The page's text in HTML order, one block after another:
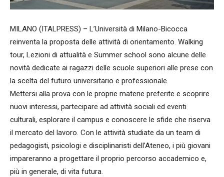
MILANO (ITALPRESS) – L’Università di Milano-Bicocca
reinventa la proposta delle attività di orientamento. Walking
tour, Lezioni di attualità e Summer school sono alcune delle
novità dedicate ai ragazzi delle scuole superiori alle prese con
la scelta del futuro universitario e professionale.
Mettersi alla prova con le proprie materie preferite e scoprire
nuovi interessi, partecipare ad attività sociali ed eventi
culturali, esplorare il campus e conoscere le sfide che riserva
il mercato del lavoro. Con le attività studiate da un team di
pedagogisti, psicologi e disciplinaristi dell’Ateneo, i più giovani
impareranno a progettare il proprio percorso accademico e,
più in generale, di vita futura.